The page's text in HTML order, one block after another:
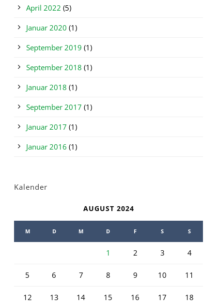
April 2022 (5)
Januar 2020 (1)
September 2019 (1)
September 2018 (1)
Januar 2018 (1)
September 2017 (1)
Januar 2017 (1)
Januar 2016 (1)
Kalender
AUGUST 2024
M D M D F S S
1 2 3 4
5 6 7 8 9 10 11
12 13 14 15 16 17 18